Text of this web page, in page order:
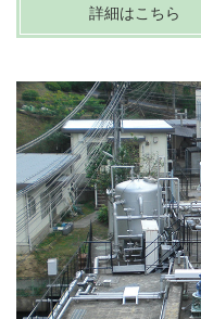
詳細はこちら